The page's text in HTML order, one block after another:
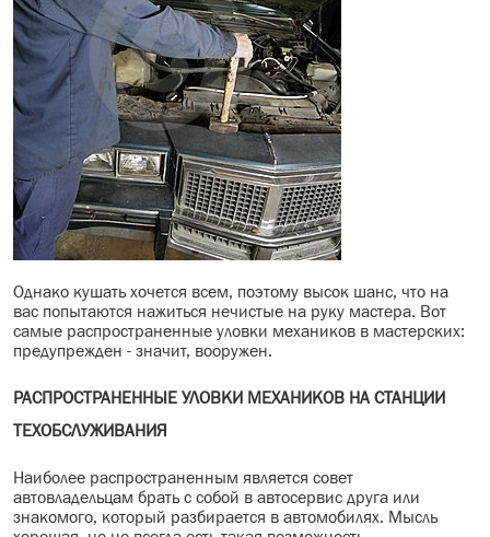
Однако кушать хочется всем, поэтому высок шанс, что на
вас попытаются нажиться нечистые на руку мастера. Вот
самые распространенные уловки механиков в мастерских:
предупрежден - значит, вооружен.
РАСПРОСТРАНЕННЫЕ УЛОВКИ МЕХАНИКОВ НА СТАНЦИИ
ТЕХОБСЛУЖИВАНИЯ
Наиболее распространенным является совет
автовладельцам брать с собой в автосервис друга или
знакомого, который разбирается в автомобилях. Мысль